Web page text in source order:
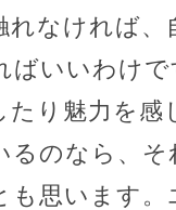
れなければ、
ばいいわけで
たり魅力を感
るのなら、
も思います。